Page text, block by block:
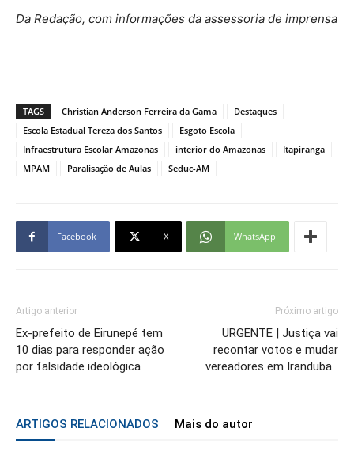
Da Redação, com informações da assessoria de imprensa
TAGS Christian Anderson Ferreira da Gama
Destaques
Escola Estadual Tereza dos Santos
Esgoto Escola
Infraestrutura Escolar Amazonas
interior do Amazonas
Itapiranga
MPAM
Paralisação de Aulas Seduc-AM
Facebook X WhatsApp
Artigo anterior
Ex-prefeito de Eirunepé tem
10 dias para responder ação
por falsidade ideológica
Próximo artigo
URGENTE | Justiça vai
recontar votos e mudar
vereadores em Iranduba
ARTIGOS RELACIONADOS Mais do autor